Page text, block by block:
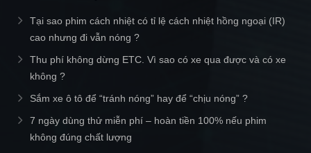
Tại sao phim cách nhiệt có tỉ lệ cách nhiệt hồng ngoại (IR)
cao nhưng đi vẫn nóng ?
Thu phí không dừng ETC. Vì sao có xe qua được và có xe
không ?
Sắm xe ô tô để “tránh nóng” hay để “chịu nóng” ?
7 ngày dùng thử miễn phí – hoàn tiền 100% nếu phim
không đúng chất lượng